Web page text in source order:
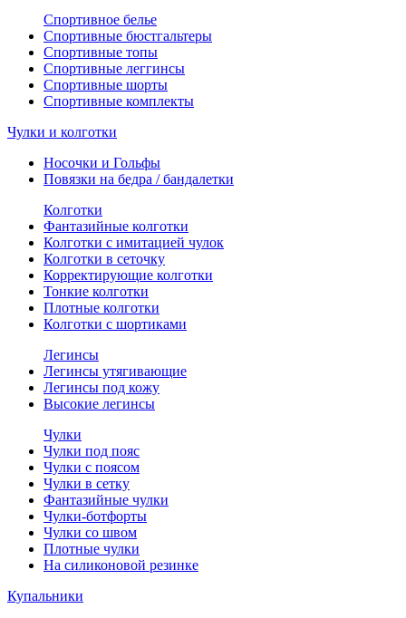
Спортивное белье
Спортивные бюстгальтеры
Спортивные топы
Спортивные леггинсы
Спортивные шорты
Спортивные комплекты
Чулки и колготки
Носочки и Гольфы
Повязки на бедра / бандалетки
Колготки
Фантазийные колготки
Колготки с имитацией чулок
Колготки в сеточку
Корректирующие колготки
Тонкие колготки
Плотные колготки
Колготки с шортиками
Легинсы
Легинсы утягивающие
Легинсы под кожу
Высокие легинсы
Чулки
Чулки под пояс
Чулки с поясом
Чулки в сетку
Фантазийные чулки
Чулки-ботфорты
Чулки со швом
Плотные чулки
На силиконовой резинке
Купальники